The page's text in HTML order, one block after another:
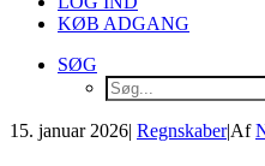
KØB ADGANG
SØG
15. januar 2026| Regnskaber|Af